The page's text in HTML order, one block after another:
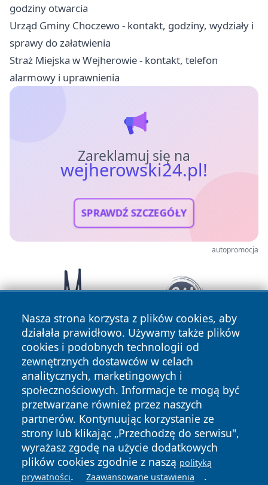
godziny otwarcia
Urząd Gminy Choczewo - kontakt, godziny, wydziały i
sprawy do załatwienia
Straż Miejska w Wejherowie - kontakt, telefon
alarmowy i uprawnienia
Zareklamuj się na
wejherowski24.pl!
SPRAWDŹ SZCZEGÓŁY
autopromocja
Nasza strona korzysta z plików cookies, aby
działała prawidłowo. Używamy także plików
cookies i podobnych technologii od
zewnętrznych dostawców w celach
analitycznych, marketingowych i
społecznościowych. Informacje te mogą być
przetwarzane również przez naszych
partnerów. Kontynuując korzystanie ze
strony lub klikając „Przechodzę do serwisu",
wyrażasz zgodę na użycie dodatkowych
plików cookies zgodnie z naszą polityką
prywatności. Zaawansowane ustawienia .
Copyright © 2026 wejherowski24.pl Wszystkie prawa
zastrzeżone.
News Autorzy
Polityka
Polityka